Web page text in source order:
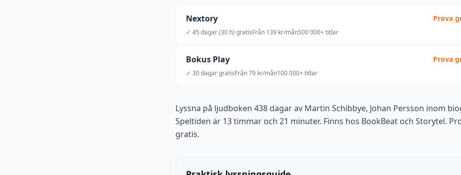
Nextory Prova
✓ 45 dagar (30 h) gratisFrån 139 kr/mån500 000+ titlar
Bokus Play Prova
✓ 30 dagar gratisFrån 79 kr/mån100 000+ titlar
Lyssna på ljudboken 438 dagar av Martin Schibbye, Johan Persson inom
Speltiden är 13 timmar och 21 minuter. Finns hos BookBeat och Storytel.
gratis.